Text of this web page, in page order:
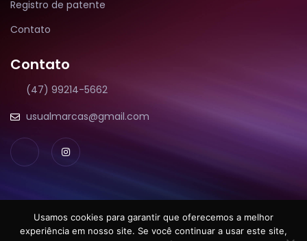
Registro de patente
Contato
Contato
(47) 99214-5662
usualmarcas@gmail.com
Usamos cookies para garantir que oferecemos a melhor
experiência em nosso site. Se você continuar a usar este site,